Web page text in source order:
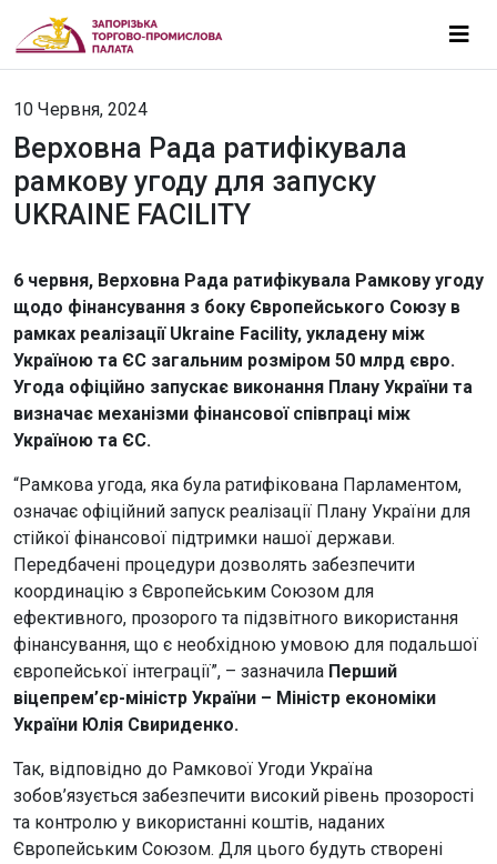
10 Червня, 2024
Верховна Рада ратифікувала
рамкову угоду для запуску
UKRAINE FACILITY
6 червня, Верховна Рада ратифікувала Рамкову угоду
щодо фінансування з боку Європейського Союзу в
рамках реалізації Ukraine Facility, укладену між
Україною та ЄС загальним розміром 50 млрд євро.
Угода офіційно запускає виконання Плану України та
визначає механізми фінансової співпраці між
Україною та ЄС.
“Рамкова угода, яка була ратифікована Парламентом,
означає офіційний запуск реалізації Плану України для
стійкої фінансової підтримки нашої держави.
Передбачені процедури дозволять забезпечити
координацію з Європейським Союзом для
ефективного, прозорого та підзвітного використання
фінансування, що є необхідною умовою для подальшої
європейської інтеграції”, – зазначила Перший
віцепрем’єр-міністр України – Міністр економіки
України Юлія Свириденко.
Так, відповідно до Рамкової Угоди Україна
зобов’язується забезпечити високий рівень прозорості
та контролю у використанні коштів, наданих
Європейським Союзом. Для цього будуть створені